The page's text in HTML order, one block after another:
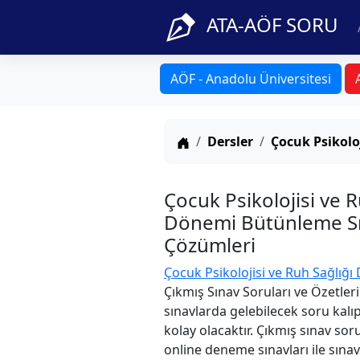
ATA-AÖF SORU
AÖF - Anadolu Üniversitesi
Anasayfa
Dersler Çocuk
Çocuk Psikolojisi ve
Dönemi Bütünleme
Çözümleri
Çocuk Psikolojisi ve Ruh Sağlığı
Çıkmış Sınav Soruları ve
sınavlarda gelebilecek soru
kolay olacaktır. Çıkmış sınav
online deneme sınavları ile